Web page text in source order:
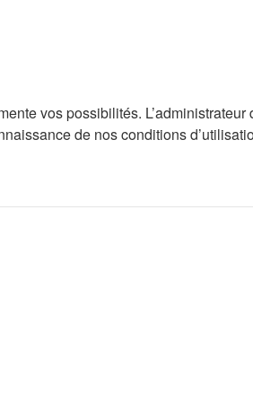
vos possibilités.
de nos conditions